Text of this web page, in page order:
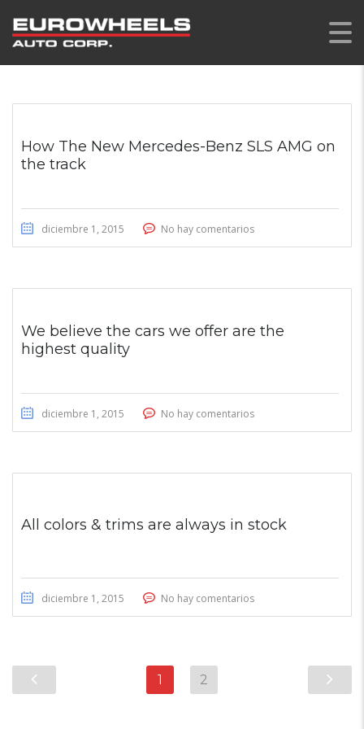
How The New Mercedes-Benz SLS AMG on
the track
diciembre 1, 2015 No hay comentarios
We believe the cars we offer are the
highest quality
diciembre 1, 2015 No hay comentarios
All colors & trims are always in stock
diciembre 1, 2015 No hay comentarios
1 2